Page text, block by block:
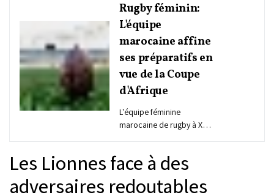
Rugby féminin:
L'équipe
marocaine affine
ses préparatifs en
vue de la Coupe
d'Afrique
L'équipe féminine
marocaine de rugby à XV a
vue de sa première
prochaine Coupe
Les Lionnes face à des
adversaires redoutables